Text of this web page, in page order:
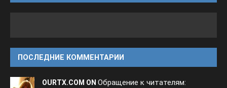
ПОСЛЕДНИЕ КОММЕНТАРИИ
OURTX.COM ON Обращение к читателям: